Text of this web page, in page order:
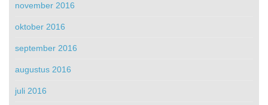
november 2016
oktober 2016
september 2016
augustus 2016
juli 2016